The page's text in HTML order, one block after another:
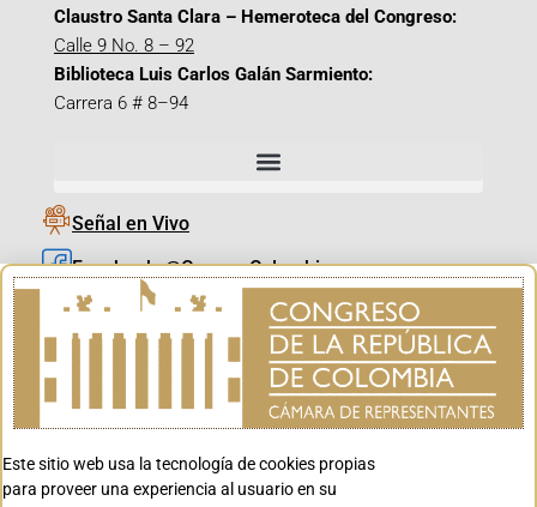
Claustro Santa Clara – Hemeroteca del Congreso:
Calle 9 No. 8 – 92
Biblioteca Luis Carlos Galán Sarmiento:
Carrera 6 # 8–94
Señal en Vivo
Facebook_@CamaraColombia
Instagram_@CamaraColombia
X_@CamaraColombia
Youtube_@CamaraColombia
Youtube_@CanalCongreso
Este sitio web usa la tecnología de cookies propias
para proveer una experiencia al usuario en su